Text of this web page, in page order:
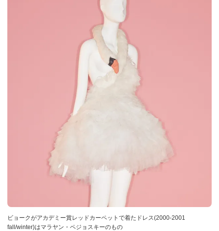
ビョークがアカデミー賞レッドカーペットで着たドレス(2000-2001
fall/winter)はマラヤン・ペジョスキーのもの